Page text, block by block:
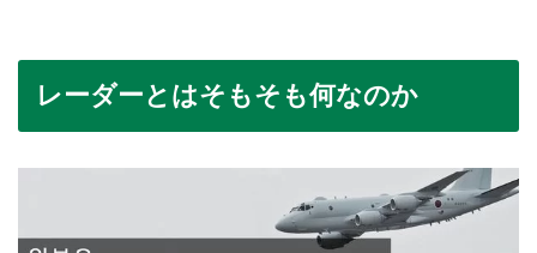
レーダーとはそもそも何なのか